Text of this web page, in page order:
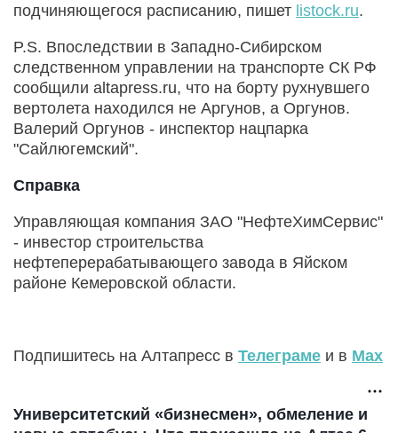
подчиняющегося расписанию, пишет listock.ru.
P.S. Впоследствии в Западно-Сибирском
следственном управлении на транспорте СК РФ
сообщили altapress.ru, что на борту рухнувшего
вертолета находился не Аргунов, а Оргунов.
Валерий Оргунов - инспектор нацпарка
"Сайлюгемский".
Справка
Управляющая компания ЗАО "НефтеХимСервис"
- инвестор строительства
нефтеперерабатывающего завода в Яйском
районе Кемеровской области.
Подпишитесь на Алтапресс в Телеграме и в Max
Университетский «бизнесмен», обмеление и